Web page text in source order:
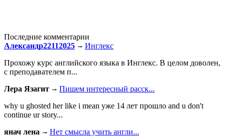
Последние комментарии
Александр22112025
Инглекс
Прохожу курс английского языка в Инглекс. В целом доволен,
с преподавателем п...
Лера Язагит
Пишем интересный расск...
why u ghosted her like i mean уже 14 лет прошло and u don't
continue ur story...
янач лена
Нет смысла учить англи...